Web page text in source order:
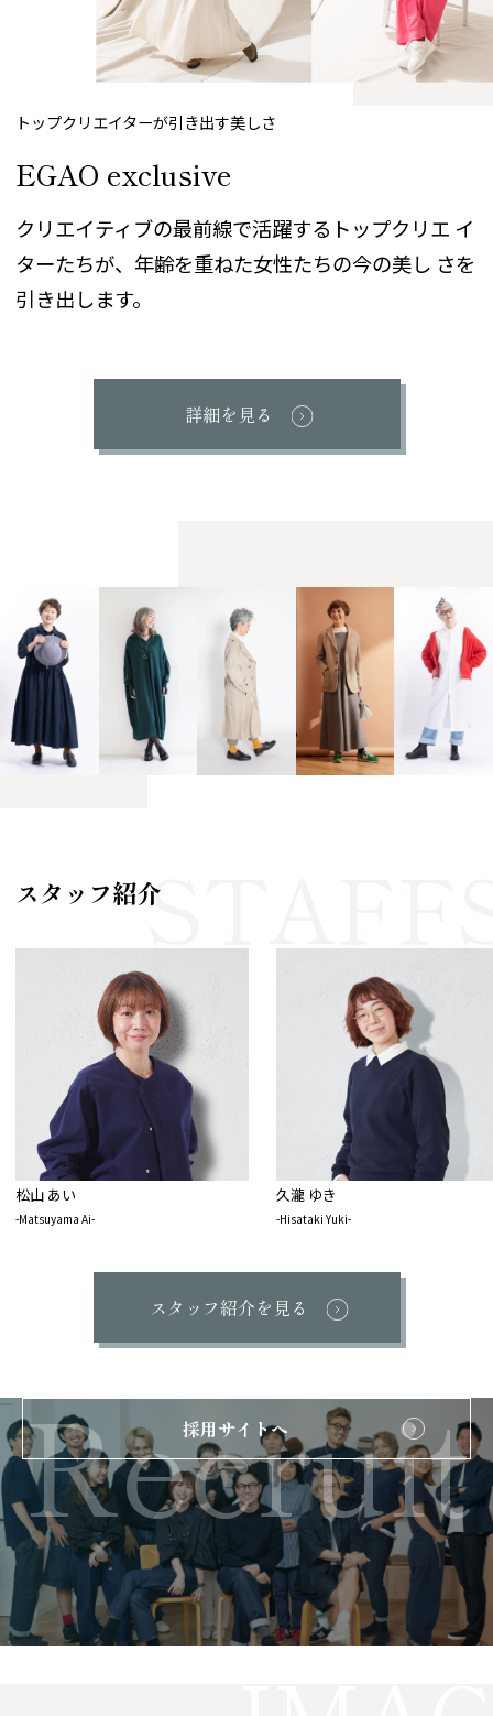
トップクリエイターが引き出す美しさ
EGAO exclusive
クリエイティブの最前線で活躍するトップクリエ イ
ターたちが、年齢を重ねた女性たちの今の美し さを
引き出します。
詳細を見る
スタッフ紹介
松山 あい
-Matsuyama Ai-
久瀧 ゆき
-Hisataki Yuki-
スタッフ紹介を見る
採用サイトへ